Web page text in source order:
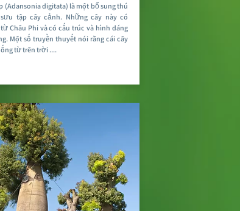
(Adansonia digitata) là một bổ sung thú
tập cây cảnh. Những cây này có
Châu Phi và có cấu trúc và hình dáng
Một số truyền thuyết nói rằng cái cây
từ trên trời ....